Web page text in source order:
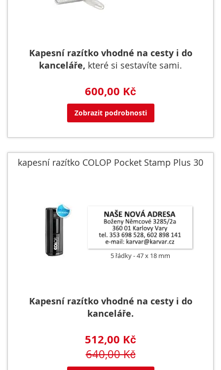
Kapesní razítko vhodné na cesty i do
kanceláře, které si sestavíte sami.
600,00 Kč
Zobrazit podrobnosti
kapesní razítko COLOP Pocket Stamp Plus 30
5 řádky 47 x 18 mm
Kapesní razítko vhodné na cesty i do
kanceláře.
512,00 Kč
640,00 Kč